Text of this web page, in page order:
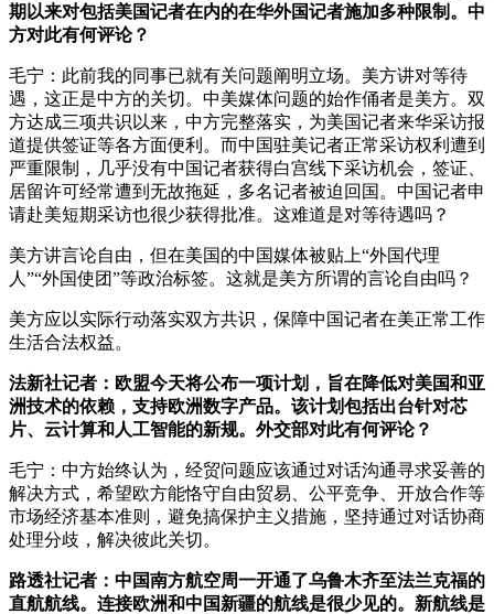
期以来对包括美国记者在内的在华外国记者施加多种限制。中
方对此有何评论？
毛宁：此前我的同事已就有关问题阐明立场。美方讲对等待
遇，这正是中方的关切。中美媒体问题的始作俑者是美方。双
方达成三项共识以来，中方完整落实，为美国记者来华采访报
道提供签证等各方面便利。而中国驻美记者正常采访权利遭到
严重限制，几乎没有中国记者获得白宫线下采访机会，签证、
居留许可经常遭到无故拖延，多名记者被迫回国。中国记者申
请赴美短期采访也很少获得批准。这难道是对等待遇吗？
美方讲言论自由，但在美国的中国媒体被贴上“外国代理
人”“外国使团”等政治标签。这就是美方所谓的言论自由吗？
美方应以实际行动落实双方共识，保障中国记者在美正常工作
生活合法权益。
法新社记者：欧盟今天将公布一项计划，旨在降低对美国和亚
洲技术的依赖，支持欧洲数字产品。该计划包括出台针对芯
片、云计算和人工智能的新规。外交部对此有何评论？
毛宁：中方始终认为，经贸问题应该通过对话沟通寻求妥善的
解决方式，希望欧方能恪守自由贸易、公平竞争、开放合作等
市场经济基本准则，避免搞保护主义措施，坚持通过对话协商
处理分歧，解决彼此关切。
路透社记者：中国南方航空周一开通了乌鲁木齐至法兰克福的
直航航线。连接欧洲和中国新疆的航线是很少见的。新航线是